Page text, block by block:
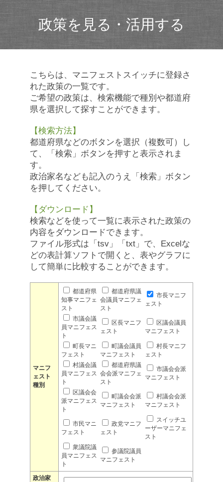
政策を見る・活用する
こちらは、マニフェストスイッチに登録さ
れた政策の一覧です。
ご希望の政策は、検索機能で種別や都道府
県を選択して探すことができます。
【検索方法】
都道府県などのボタンを選択（複数可）し
て、「検索」ボタンを押すと表示されま
す。
政治家名なども記入のうえ「検索」ボタン
を押してください。
【ダウンロード】
検索などを使って一覧に表示された政策の
内容をダウンロードできます。
ファイル形式は「tsv」「txt」で、Excelな
どの表計算ソフトで開くと、表やグラフに
して簡単に比較することができます。
マニフ
ェスト
種別
都道府県
知事マニフェ
スト
都道府県議
会議員マニフェ
スト
市長マニフ
ェスト
市議会議
員マニフェス
ト
区長マニフ
ェスト
区議会議員
マニフェスト
町長マニ
フェスト
町議会議員
マニフェスト
村長マニフ
ェスト
村議会議
員マニフェス
ト
都道府県議
会会派マニフェ
スト
市議会会派
マニフェスト
区議会会
派マニフェス
ト
町議会会派
マニフェスト
村議会会派
マニフェスト
市民マニ
フェスト
政党マニフ
ェスト
スイッチユ
ーザーマニフェ
スト
衆議院議
員マニフェス
ト
参議院議員
マニフェスト
政治家